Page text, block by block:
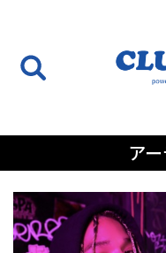
ア